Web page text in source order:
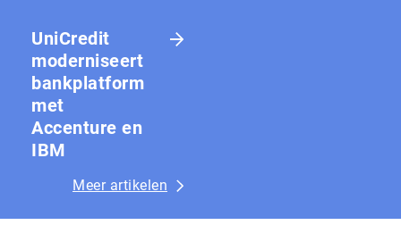
UniCredit
moderniseert
bankplatform
met
Accenture en
IBM
Meer artikelen